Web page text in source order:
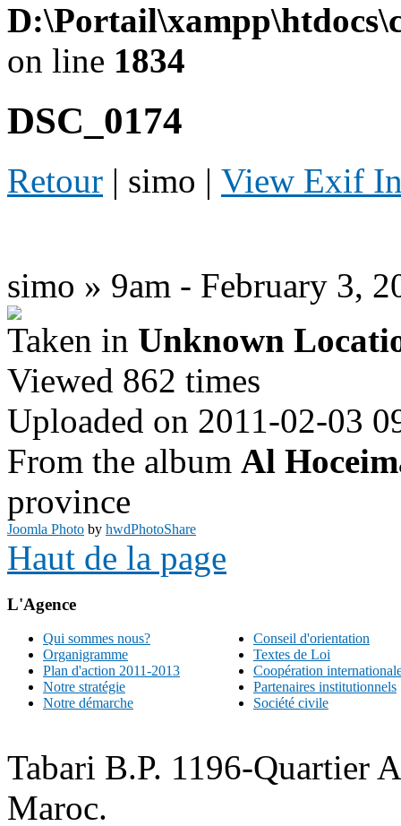
on line 1834
DSC_0174
Retour | simo | View Exif
simo » 9am - February 3,
Taken in Unknown
Viewed 862 times
Uploaded on 2011-02-03
From the album Al
province
Joomla Photo by hwdPhotoShare
Haut de la page
L'Agence
Qui sommes nous?
Organigramme
Plan d'action 2011-2013
Notre stratégie
Notre démarche
Conseil d'orientation
Textes de Loi
Coopération
Partenaires institutionnels
Société civile
Tabari B.P. 1196-Quartier
Maroc.